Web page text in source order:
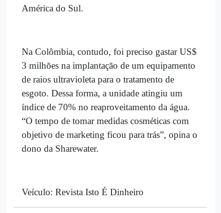
América do Sul.
Na Colômbia, contudo, foi preciso gastar US$
3 milhões na implantação de um equipamento
de raios ultravioleta para o tratamento de
esgoto. Dessa forma, a unidade atingiu um
índice de 70% no reaproveitamento da água.
“O tempo de tomar medidas cosméticas com
objetivo de marketing ficou para trás”, opina o
dono da Sharewater.
Veículo: Revista Isto É Dinheiro